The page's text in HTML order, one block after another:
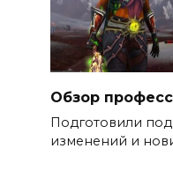
Обзор
Подготовили
изменений и